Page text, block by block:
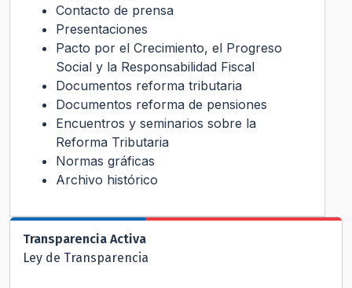
Contacto de prensa
Presentaciones
Pacto por el Crecimiento, el Progreso
Social y la Responsabilidad Fiscal
Documentos reforma tributaria
Documentos reforma de pensiones
Encuentros y seminarios sobre la
Reforma Tributaria
Normas gráficas
Archivo histórico
Transparencia Activa
Ley de Transparencia